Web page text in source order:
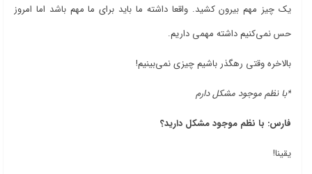
یک چیز مهم بیرون کشید. واقعا داشته ما باید برای ما مهم باشد اما امروز
حس نمی‌کنیم داشته مهمی داریم.
بالاخره وقتی رهگذر باشیم چیزی نمی‌بینیم!
*با نظم موجود مشکل دارم
فارس: با نظم موجود مشکل دارید؟
یقینا!